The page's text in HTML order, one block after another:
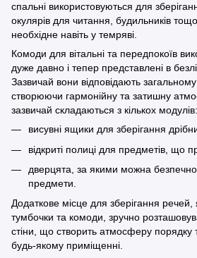
спальні використовуються для
окулярів для читання, будильників
необхідне навіть у темряві.
Комоди для вітальні та передпокоїв
дуже давно і тепер представлені в
Зазвичай вони відповідають
створюючи гармонійну та затишну
зазвичай складаються з кількох модулів:
висувні ящики для зберігання
відкриті полиці для предметів, що
дверцята, за якими можна безпечно
предмети.
Додаткове місце для зберігання
тумбочки та комоди, зручно
стіни, що створить атмосферу порядку
будь-якому приміщенні.